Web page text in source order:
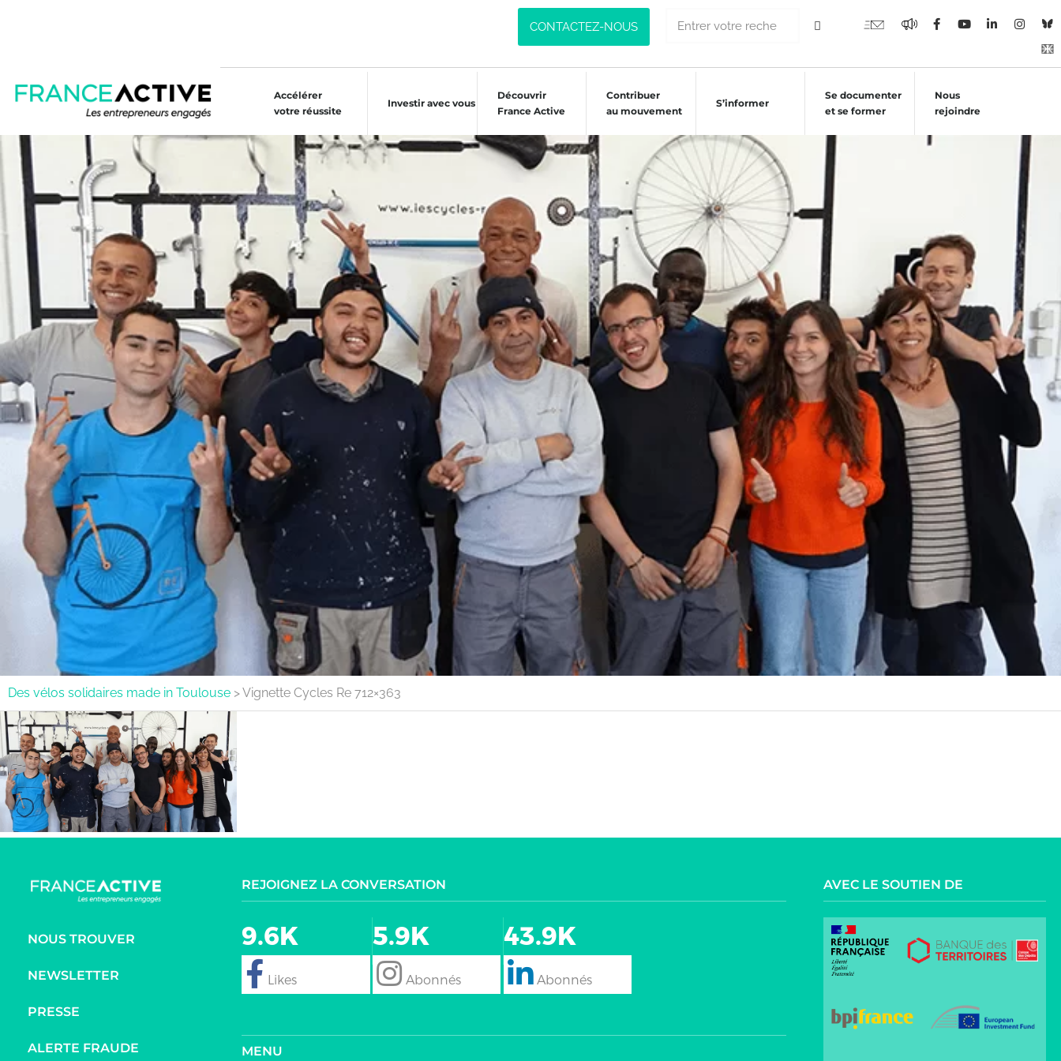
CONTACTEZ-NOUS
Accélérer
votre réussite
Investir avec vous
Découvrir
France Active
Contribuer
au mouvement
S’informer
Se documenter
et se former
Nous
rejoindre
Des vélos solidaires made in Toulouse >Vignette Cycles Re 712×363
NOUS TROUVER
NEWSLETTER
PRESSE
ALERTE FRAUDE
REJOIGNEZ LA CONVERSATION
9.6K
follow
5.9K
follow
43.9K
MENU
AVEC LE SOUTIEN DE